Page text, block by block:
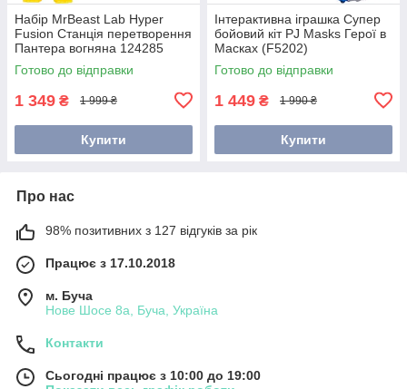
Набір MrBeast Lab Hyper
Fusion Станція перетворення
Пантера вогняна 124285
Готово до відправки
1 349 ₴ 1 999 ₴
Купити
Інтерактивна іграшка Супер
бойовий кіт PJ Masks Герої в
Масках (F5202)
Готово до відправки
1 449 ₴ 1 990 ₴
Купити
Про нас
98% позитивних з 127 відгуків за рік
Працює з 17.10.2018
м. Буча
Нове Шосе 8а, Буча, Україна
Контакти
Сьогодні працює з 10:00 до 19:00